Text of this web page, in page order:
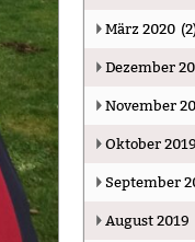
März 2020
Dezember
November
Oktober 2019
September
August 2019